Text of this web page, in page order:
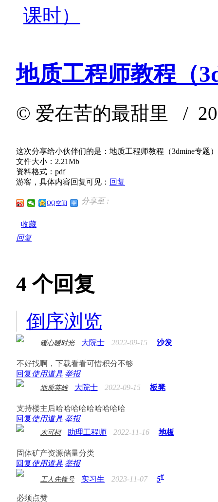
课时）
地质工程师教程（
© 爱在苦的最甜里 /
这次分享给小伙伴们的是：地质工程师教程（3dmine专题）
文件大小：2.21Mb
资料格式：pdf
游客，具体内容回复可见： 回复
分享至 :
QQ空间
收藏
回复
4 个回复
倒序浏览
暖心暖时光 大院士 2022-09-15 沙发
不好找啊，下载看看可惜积分不够
回复使用道具 举报
地质英雄 大院士 2022-09-15 板凳
支持楼主后哈哈哈哈哈哈哈哈哈
回复使用道具 举报
木可柯 助理工程师 2022-11-16 地板
固体矿产资源储量分类
回复使用道具 举报
工人先锋号 实习生 2023-11-07 5#
必须点赞